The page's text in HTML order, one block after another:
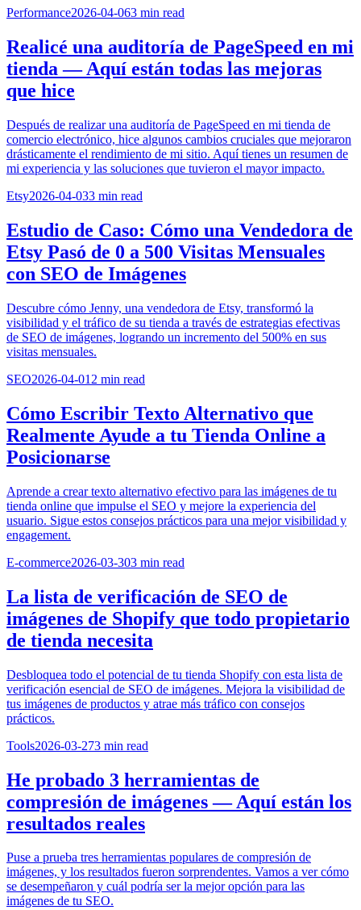
Performance2026-04-063 min read
Realicé una auditoría de PageSpeed en mi
tienda — Aquí están todas las mejoras
que hice
Después de realizar una auditoría de PageSpeed en mi tienda de
comercio electrónico, hice algunos cambios cruciales que mejoraron
drásticamente el rendimiento de mi sitio. Aquí tienes un resumen de
mi experiencia y las soluciones que tuvieron el mayor impacto.
Etsy2026-04-033 min read
Estudio de Caso: Cómo una Vendedora de
Etsy Pasó de 0 a 500 Visitas Mensuales
con SEO de Imágenes
Descubre cómo Jenny, una vendedora de Etsy, transformó la
visibilidad y el tráfico de su tienda a través de estrategias efectivas
de SEO de imágenes, logrando un incremento del 500% en sus
visitas mensuales.
SEO2026-04-01 2 min read
Cómo Escribir Texto Alternativo que
Realmente Ayude a tu Tienda Online a
Posicionarse
Aprende a crear texto alternativo efectivo para las imágenes de tu
tienda online que impulse el SEO y mejore la experiencia del
usuario. Sigue estos consejos prácticos para una mejor visibilidad y
engagement.
E-commerce2026-03-303 min read
La lista de verificación de SEO de
imágenes de Shopify que todo propietario
de tienda necesita
Desbloquea todo el potencial de tu tienda Shopify con esta lista de
verificación esencial de SEO de imágenes. Mejora la visibilidad de
tus imágenes de productos y atrae más tráfico con consejos
prácticos.
Tools2026-03-273 min read
He probado 3 herramientas de
compresión de imágenes — Aquí están los
resultados reales
Puse a prueba tres herramientas populares de compresión de
imágenes, y los resultados fueron sorprendentes. Vamos a ver cómo
se desempeñaron y cuál podría ser la mejor opción para las
imágenes de tu SEO.